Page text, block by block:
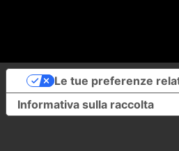
Informativa sulla raccolta
Le tue preferenze